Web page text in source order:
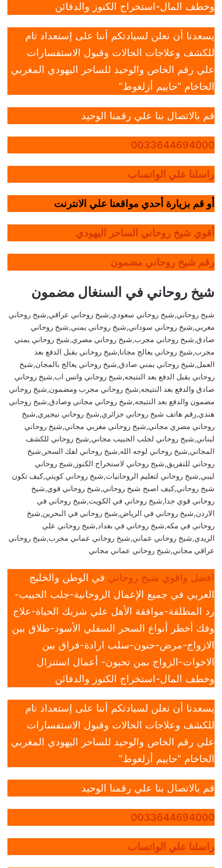
وخطف المال-استخراج الكنوز والدفائن
يسعدنا أن نعلن لسيادتكم أننا على إستعداد تام
للكشف وعلاجات الحالات وقبول الاستفسارات
علي رقم الخاص والوحيد للساحر اليهودي المغربي
الحاخام “حاييم أزلغوط”
قم بالاتصال بنا علي رقمنا الوحيد
0033644694000
راسلنا علي الواتساب
أو قم بزيارة أحدي مواقعنا علي الانترنت
أقوي شيخ روحاني الساحر اليهودي
رقم شيخ روحاني مضمون
شيخ روحاني في السنغال مضمون
شيخ روحاني,شيخ روحاني سعودي,شيخ روحاني عراقي,شيخ روحاني
مغربي,شيخ روحاني سوداني,شيخ روحاني يمني,شيخ روحاني
صادق,شيخ روحاني مجرب,شيخ روحاني مصري,شيخ روحاني يمني
مجرب,شيخ روحاني يعالج مجانا,شيخ روحاني يقبل الدفع بعد
العمل,شيخ روحاني يمني صادق,شيخ روحاني يعالج بالمجان,شيخ
روحاني يقبل الدفع بعد النتيجه,شيخ روحاني واتس اب,شيخ روحاني
صادق والدفع بعد النتيجه,شيخ روحاني مجرب ومضمون,شيخ روحاني
مضمون والدفع بعد النتيجه,شيخ روحاني مجاني وصادق,شيخ روحاني
هندي,رقم هاتف شيخ روحاني جزائري,شيخ روحاني نيجيري,شيخ
روحاني مصري مجاني,شيخ روحاني مغربي مجاني,شيخ روحاني
لبناني,شيخ روحاني لجلب الحبيب مجاني,شيخ روحاني للكشف
المجاني,شيخ روحاني لوجه الله,شيخ روحاني لفك السحر,شيخ
روحاني للتفريق,شيخ روحاني لاستخراج الكنوز,شيخ روحاني
ليبي,شيخ روحاني لتعليم الروحانيات,شيخ روحاني كويتي,كيف تكون
شيخ روحاني,كيف اصبح شيخ روحاني,شيخ روحاني قوي,شيخ
روحاني قوي جدا,شيخ روحاني في الكويت,شيخ روحاني في
الاردن,شيخ روحاني في الرياض,شيخ روحاني في البحرين,شيخ
روحاني في مكه,شيخ روحاني في بغداد,شيخ روحاني علي
الزيدي,شيخ روحاني عماني,شيخ روحاني عماني مجرب,شيخ روحاني
عراقي مجاني,شيخ روحاني عماني مجاني
افضل واقوي شيخ روحاني في الوطن والخليج
العربي في جميع الإعمال الروحانية-جلب الحبيب-
رد المطلقة-موافقة الأهل علي شريك الحياة-علاج
وفك أخطر أنواع السحر السفلي الأسود-طلاق بين
الازواج-مرض-جنون-سلب ارادة-فراق بين
الاخوات-الزواج بمن تحبون- أعمال استنزال
وخطف المال-استخراج الكنوز والدفائن
يسعدنا أن نعلن لسيادتكم أننا على إستعداد تام
للكشف وعلاجات الحالات وقبول الاستفسارات
علي رقم الخاص والوحيد للساحر اليهودي المغربي
الحاخام “حاييم أزلغوط”
قم بالاتصال بنا علي رقمنا الوحيد
0033644694000
راسلنا علي الواتساب